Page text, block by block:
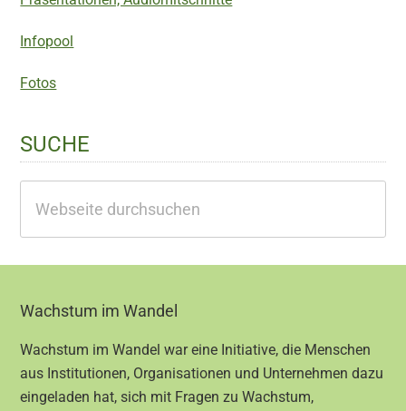
Infopool
Fotos
SUCHE
durchsuchen
Footer
Wachstum im Wandel
Wachstum im Wandel war eine Initiative, die Menschen
aus Institutionen, Organisationen und Unternehmen dazu
eingeladen hat, sich mit Fragen zu Wachstum,